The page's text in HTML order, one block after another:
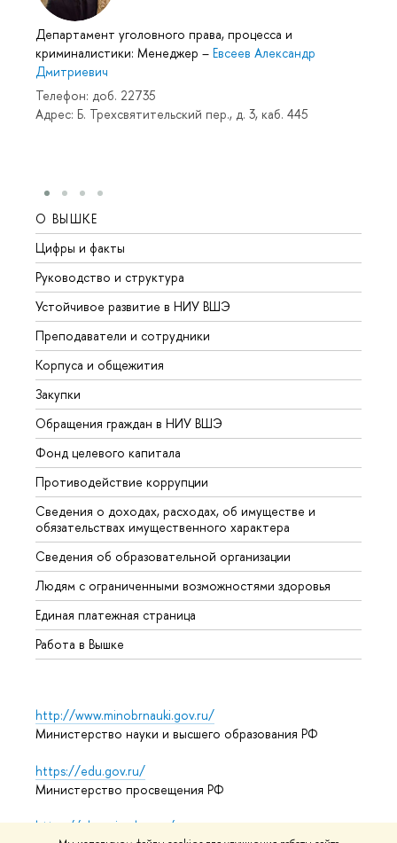
Департамент уголовного права, процесса и
криминалистики: Менеджер – Евсеев Александр
Дмитриевич
Телефон: доб. 22735
Адрес: Б. Трехсвятительский пер., д. 3, каб. 445
О ВЫШКЕ
Цифры и факты
Руководство и структура
Устойчивое развитие в НИУ ВШЭ
Преподаватели и сотрудники
Корпуса и общежития
Закупки
Обращения граждан в НИУ ВШЭ
Фонд целевого капитала
Противодействие коррупции
Сведения о доходах, расходах, об имуществе и
обязательствах имущественного характера
Сведения об образовательной организации
Людям с ограниченными возможностями здоровья
Единая платежная страница
Работа в Вышке
http://www.minobrnauki.gov.ru/
Министерство науки и высшего образования РФ
https://edu.gov.ru/
Министерство просвещения РФ
https://elearning.hse.ru/mooc